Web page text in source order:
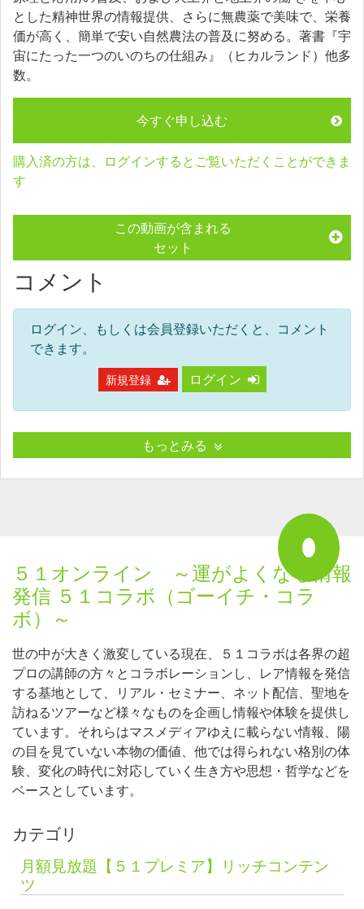
とした精神世界の情報提供、さらに無農薬で美味で、栄養
価が高く、簡単で安い自然農法の普及に努める。著書『宇
宙にたった一つのいのちの仕組み』（ヒカルランド）他多
数。
今すぐ申し込む
購入済の方は、ログインするとご覧いただくことができま
す
この動画が含まれる
セット
コメント
ログイン、もしくは会員登録いただくと、コメント
できます。
新規登録 ログイン
もっとみる
５１オンライン ～運がよくなる情報
発信 ５１コラボ（ゴーイチ・コラ
ボ）～
世の中が大きく激変している現在、５１コラボは各界の超
プロの講師の方々とコラボレーションし、レア情報を発信
する基地として、リアル・セミナー、ネット配信、聖地を
訪ねるツアーなど様々なものを企画し情報や体験を提供し
ています。それらはマスメディアゆえに載らない情報、陽
の目を見ていない本物の価値、他では得られない格別の体
験、変化の時代に対応していく生き方や思想・哲学などを
ベースとしています。
カテゴリ
月額見放題【５１プレミア】リッチコンテン
ツ